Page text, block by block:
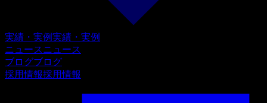
実績・実例実績・実例
ニュースニュース
ブログブログ
採用情報採用情報